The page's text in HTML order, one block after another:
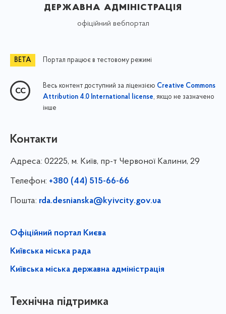
державна адміністрація
офіційний вебпортал
Портал працює в тестовому режимі
Весь контент доступний за ліцензією Creative Commons
Attribution 4.0 International license, якщо не зазначено
інше
Контакти
Адреса: 02225, м. Київ, пр-т Червоної Калини, 29
Телефон: +380 (44) 515-66-66
Пошта: rda.desnianska@kyivcity.gov.ua
Офіційний портал Києва
Київська міська рада
Київська міська державна адміністрація
Технічна підтримка